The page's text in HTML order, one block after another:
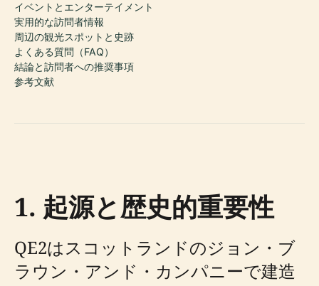
イベントとエンターテイメント
実用的な訪問者情報
周辺の観光スポットと史跡
よくある質問（FAQ）
結論と訪問者への推奨事項
参考文献
1. 起源と歴史的重要性
QE2はスコットランドのジョン・ブ
ラウン・アンド・カンパニーで建造